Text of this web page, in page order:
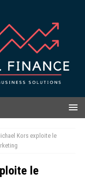
Kors exploite le
le